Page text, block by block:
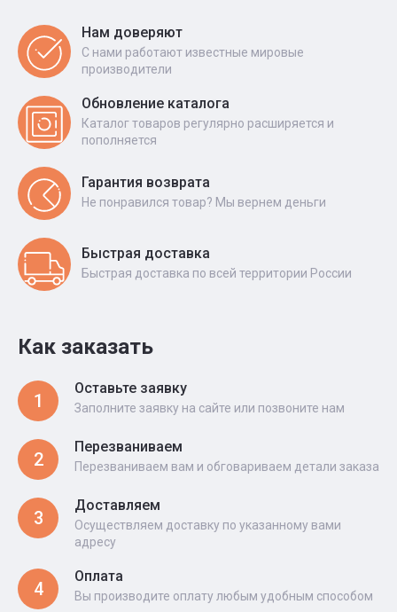
Нам доверяют
С нами работают известные мировые
производители
Обновление каталога
Каталог товаров регулярно расширяется и
пополняется
Гарантия возврата
Не понравился товар? Мы вернем деньги
Быстрая доставка
Быстрая доставка по всей территории России
Как заказать
1
Оставьте заявку
Заполните заявку на сайте или позвоните нам
2
Перезваниваем
Перезваниваем вам и обговариваем детали заказа
3
Доставляем
Осуществляем доставку по указанному вами
адресу
4
Оплата
Вы производите оплату любым удобным способом